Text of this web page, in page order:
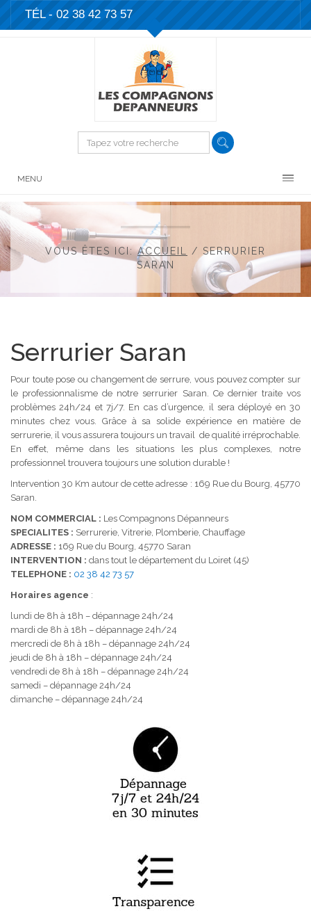
TÉL - 02 38 42 73 57
MENU
VOUS ÊTES ICI:ACCUEIL / SERRURIER
SARAN
Serrurier Saran
Pour toute pose ou changement de serrure, vous pouvez compter sur
le professionnalisme de notre serrurier Saran. Ce dernier traite vos
problèmes 24h/24 et 7j/7. En cas d’urgence, il sera déployé en 30
minutes chez vous. Grâce à sa solide expérience en matière de
serrurerie, il vous assurera toujours un travail de qualité irréprochable.
En effet, même dans les situations les plus complexes, notre
professionnel trouvera toujours une solution durable !
Intervention 30 Km autour de cette adresse : 169 Rue du Bourg, 45770
Saran.
NOM COMMERCIAL : Les Compagnons Dépanneurs
SPECIALITES : Serrurerie, Vitrerie, Plomberie, Chauffage
ADRESSE : 169 Rue du Bourg, 45770 Saran
INTERVENTION : dans tout le département du Loiret (45)
TELEPHONE : 02 38 42 73 57
Horaires agence :
lundi de 8h à 18h – dépannage 24h/24
mardi de 8h à 18h – dépannage 24h/24
mercredi de 8h à 18h – dépannage 24h/24
jeudi de 8h à 18h – dépannage 24h/24
vendredi de 8h à 18h – dépannage 24h/24
samedi – dépannage 24h/24
dimanche – dépannage 24h/24